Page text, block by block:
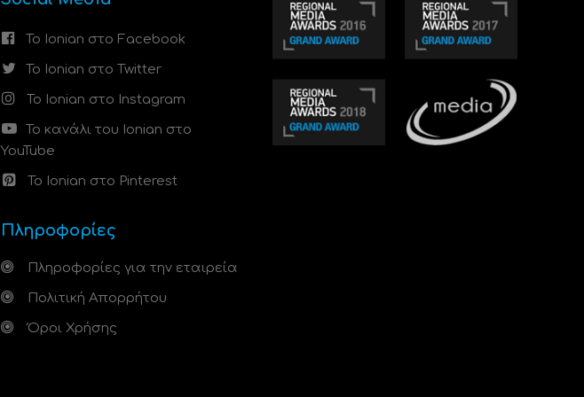
Το Ionian στο Facebook
Το Ionian στο Twitter
Το Ionian στο Instagram
Το κανάλι του Ionian στο
YouTube
Το Ionian στο Pinterest
Πληροφορίες
Πληροφορίες για την εταιρεία
Πολιτική Απορρήτου
Όροι Χρήσης